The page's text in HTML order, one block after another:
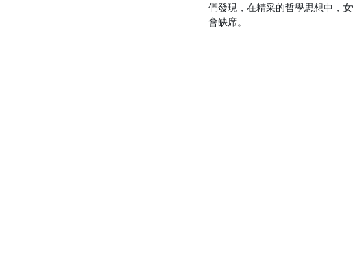
們發現，在精采的哲學思想中，
會缺席。